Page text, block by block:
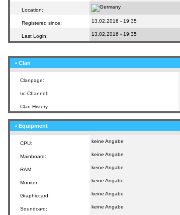
Location:
Registered since: 13.02.2016 - 19:35
Last Login: 13.02.2016 - 19:35
• Clan
Clanpage:
Irc-Channel:
Clan-History:
• Equipment
CPU: keine Angabe
Mainboard: keine Angabe
RAM: keine Angabe
Monitor: keine Angabe
Graphiccard: keine Angabe
Soundcard: keine Angabe